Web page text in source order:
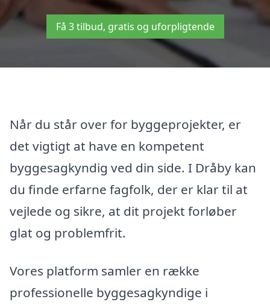
Få 3 tilbud, gratis og uforpligtende
Når du står over for byggeprojekter, er
det vigtigt at have en kompetent
byggesagkyndig ved din side. I Dråby kan
du finde erfarne fagfolk, der er klar til at
vejlede og sikre, at dit projekt forløber
glat og problemfrit.
Vores platform samler en række
professionelle byggesagkyndige i